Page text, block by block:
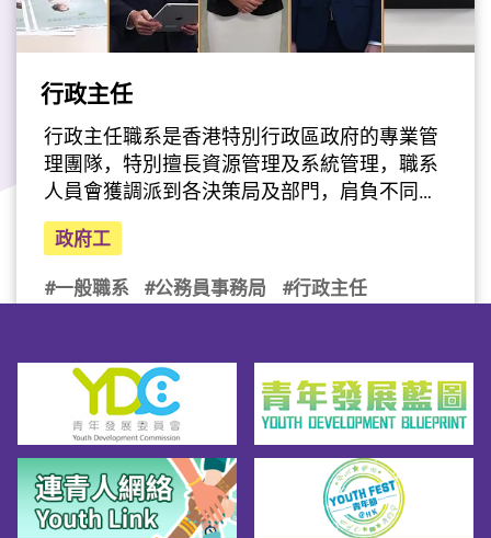
作和中英翻譯。公務員事務局會在筆試及格的
申請人當中，按筆試成績挑選申請人參加傳譯
申請人，會在筆試結束後八至十星期接獲書面
通知。由於審核所有申請需時，申請人即使獲
邀參加法定語文主任筆試，也不表示已符合入
職條件。
筆試應試攻略*
攻略3︰筆試前夕準備清單
行政主任
行政主任職系是香港特別行政區政府的專業管
理團隊，特別擅長資源管理及系統管理，職系
人員會獲調派到各決策局及部門，肩負不同種
類職務，是政府推行政策及計劃的主要骨幹。
行政主任除了要有強的分析力和判斷力，良好
的人際關係和溝通技巧外，還要具備多方面的
才能和富創意的思維，最重要是認同職系的抱
政府工
#一般職系
#公務員事務局 #行政主任